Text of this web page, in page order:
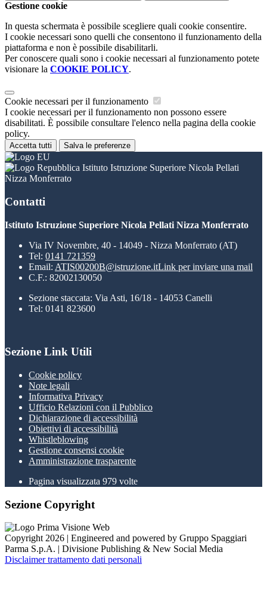
Gestione cookie
In questa schermata è possibile scegliere quali cookie consentire.
I cookie necessari sono quelli che consentono il funzionamento della
piattaforma e non è possibile disabilitarli.
Per conoscere quali sono i cookie necessari al funzionamento potete
visionare la COOKIE POLICY.
Cookie necessari per il funzionamento
I cookie necessari per il funzionamento non possono essere
disabilitati. È possibile consultare l'elenco nella pagina della cookie
policy.
Accetta tutti Salva le preferenze
Istituto Istruzione Superiore Nicola Pellati
Nizza Monferrato
Contatti
Istituto Istruzione Superiore Nicola Pellati Nizza Monferrato
Via IV Novembre, 40 - 14049 - Nizza Monferrato (AT)
Tel: 0141 721359
Email: ATIS00200B@istruzione.itLink per inviare una mail
C.F.: 82002130050
Sezione staccata: Via Asti, 16/18 - 14053 Canelli
Tel: 0141 823600
Sezione Link Utili
Cookie policy
Note legali
Informativa Privacy
Ufficio Relazioni con il Pubblico
Dichiarazione di accessibilità
Obiettivi di accessibilità
Whistleblowing
Gestione consensi cookie
Amministrazione trasparente
Pagina visualizzata 979 volte
Sezione Copyright
Copyright 2026 | Engineered and powered by Gruppo Spaggiari
Parma S.p.A. | Divisione Publishing & New Social Media
Disclaimer trattamento dati personali